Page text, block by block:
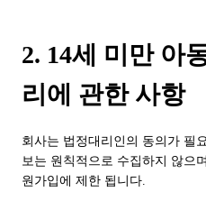
2. 14세 미만 아
리에 관한 사항
회사는 법정대리인의 동의가 필
보는 원칙적으로 수집하지 않으
원가입에 제한 됩니다.